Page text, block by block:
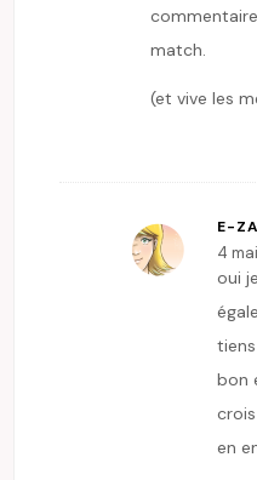
match.
(et vive les
E-
4
oui
tiens
bon
en